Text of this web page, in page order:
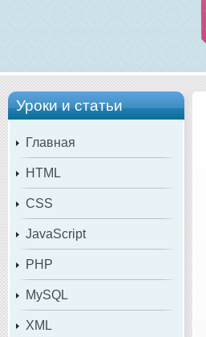
Уроки и статьи
Главная
HTML
CSS
JavaScript
PHP
MySQL
XML